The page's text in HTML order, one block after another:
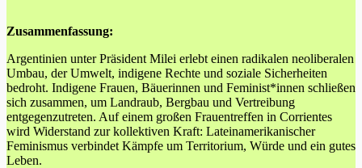
Zusammenfassung:
Argentinien unter Präsident Milei erlebt einen radikalen neoliberalen
Umbau, der Umwelt, indigene Rechte und soziale Sicherheiten
bedroht. Indigene Frauen, Bäuerinnen und Feminist*innen schließen
sich zusammen, um Landraub, Bergbau und Vertreibung
entgegenzutreten. Auf einem großen Frauentreffen in Corrientes
wird Widerstand zur kollektiven Kraft: Lateinamerikanischer
Feminismus verbindet Kämpfe um Territorium, Würde und ein gutes
Leben.